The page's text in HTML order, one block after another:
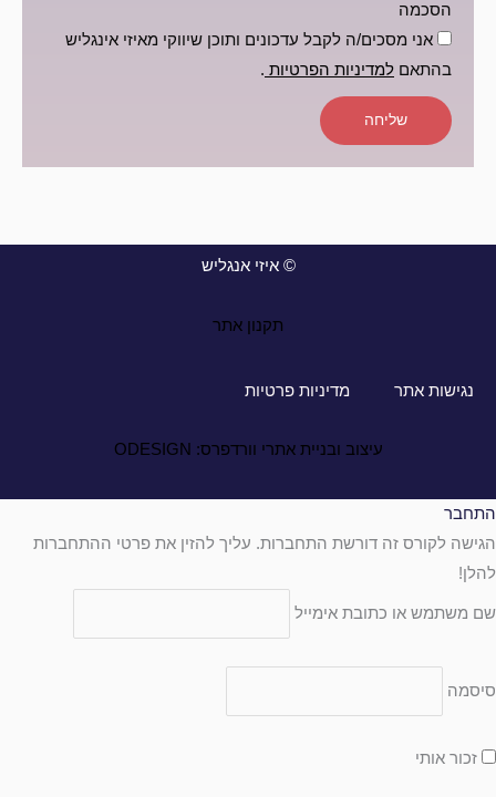
הסכמה
אני מסכים/ה לקבל עדכונים ותוכן שיווקי מאיזי אינגליש
בהתאם למדיניות הפרטיות .
שליחה
© איזי אנגליש
תקנון אתר
נגישות אתר מדיניות פרטיות
עיצוב ובניית אתרי וורדפרס: ODESIGN
התחבר
הגישה לקורס זה דורשת התחברות. עליך להזין את פרטי ההתחברות
להלן!
שם משתמש או כתובת אימייל
סיסמה
זכור אותי